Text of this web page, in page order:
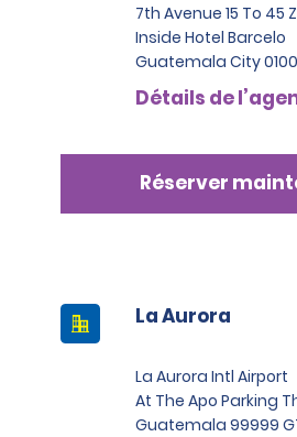
7th Avenue 15 To 45
Inside Hotel Barcelo
Guatemala City
Détails de
Réserver
La Aurora
La Aurora Intl Airport
At The Apo Parking
Guatemala 99999